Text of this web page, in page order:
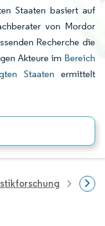
Staaten basiert auf
von Mordor
Recherche die
Akteure im Bereich
Staaten ermittelt